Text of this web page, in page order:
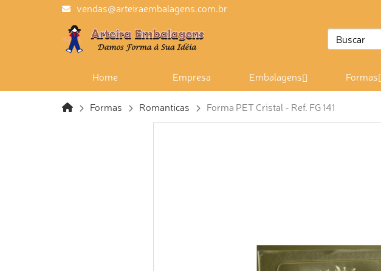
vendas@arteiraembalagens.com.br
Home Empresa Embalagens Formas
Formas Romanticas Forma PET Cristal - Ref. FG 141